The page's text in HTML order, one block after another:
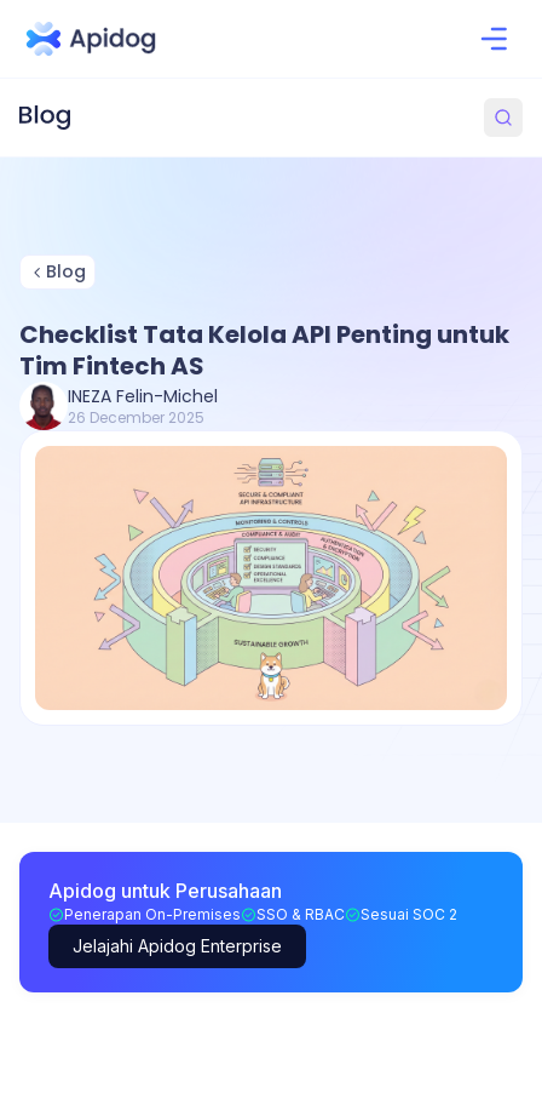
Blog
Checklist Tata Kelola API Penting untuk
Tim Fintech AS
INEZA Felin-Michel
26 December 2025
Apidog untuk Perusahaan
Penerapan On-Premises SSO & RBAC Sesuai SOC 2
Jelajahi Apidog Enterprise